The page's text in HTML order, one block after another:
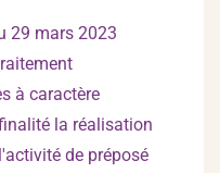
29 mars 2023
à caractère
la réalisation
de préposé